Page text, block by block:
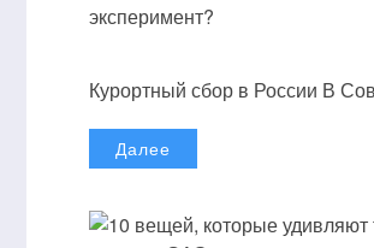
Курортный сбор в России В
Далее